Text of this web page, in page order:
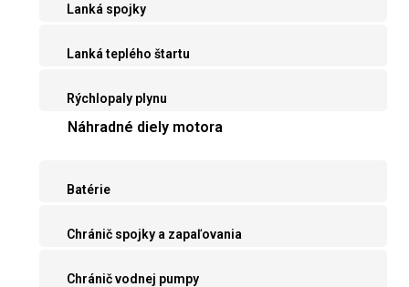
Lanká spojky
Lanká teplého štartu
Rýchlopaly plynu
Náhradné diely motora
Batérie
Chránič spojky a zapaľovania
Chránič vodnej pumpy